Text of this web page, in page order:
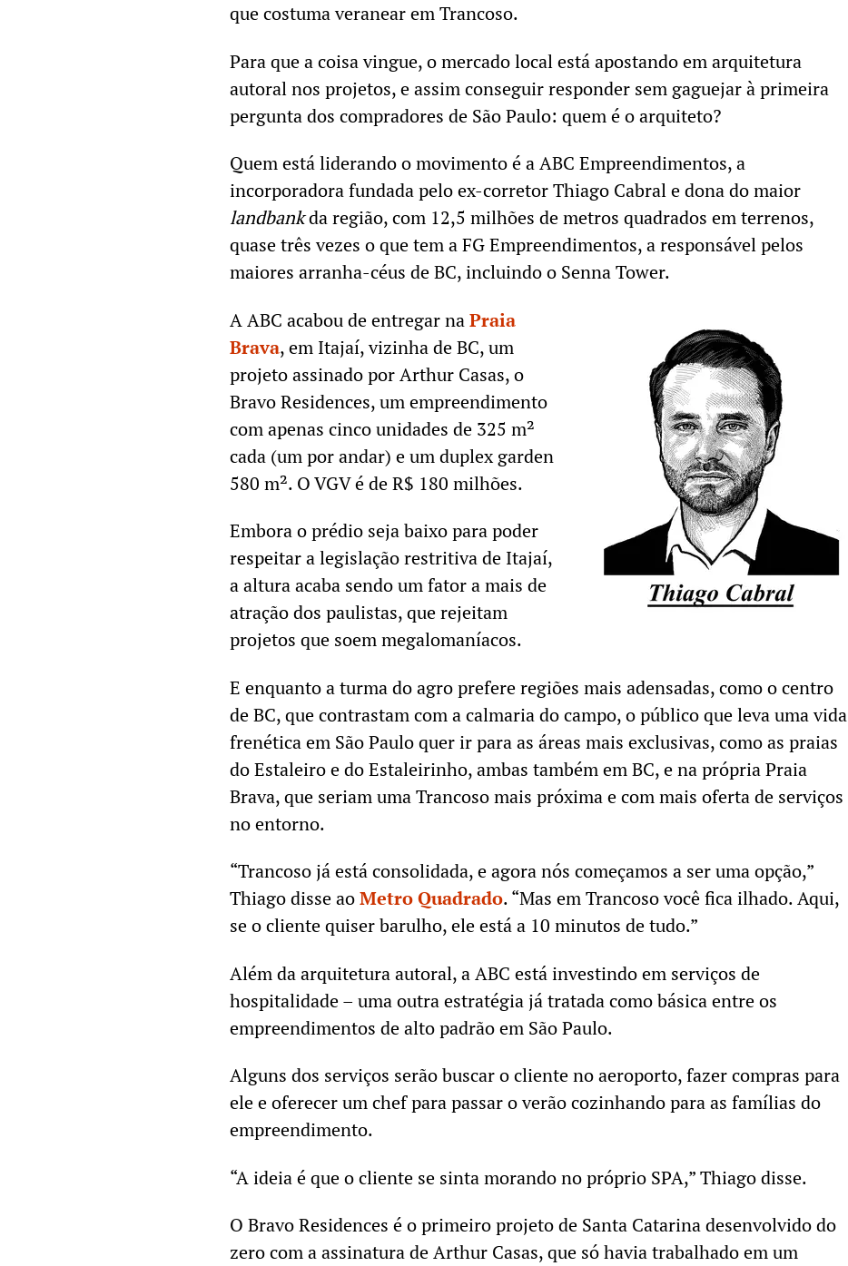
que costuma veranear em Trancoso.
Para que a coisa vingue, o mercado local está apostando em arquitetura
autoral nos projetos, e assim conseguir responder sem gaguejar à primeira
pergunta dos compradores de São Paulo: quem é o arquiteto?
Quem está liderando o movimento é a ABC Empreendimentos, a
incorporadora fundada pelo ex-corretor Thiago Cabral e dona do maior
landbankda região, com 12,5 milhões de metros quadrados em terrenos,
quase três vezes o que tem a FG Empreendimentos, a responsável pelos
maiores arranha-céus de BC, incluindo o Senna Tower.
A ABC acabou de entregar naPraia
Brava, em Itajaí, vizinha de BC, um
projeto assinado por Arthur Casas, o
Bravo Residences, um empreendimento
com apenas cinco unidades de 325 m²
cada (um por andar) e um duplex garden
580 m². O VGV é de R$ 180 milhões.
Embora o prédio seja baixo para poder
respeitar a legislação restritiva de Itajaí,
a altura acaba sendo um fator a mais de
atração dos paulistas, que rejeitam
projetos que soem megalomaníacos.
E enquanto a turma do agro prefere regiões mais adensadas, como o centro
de BC, que contrastam com a calmaria do campo, o público que leva uma vida
frenética em São Paulo quer ir para as áreas mais exclusivas, como as praias
do Estaleiro e do Estaleirinho, ambas também em BC, e na própria Praia
Brava, que seriam uma Trancoso mais próxima e com mais oferta de serviços
no entorno.
“Trancoso já está consolidada, e agora nós começamos a ser uma opção,”
Thiago disse aoMetro Quadrado. “Mas em Trancoso você fica ilhado. Aqui,
se o cliente quiser barulho, ele está a 10 minutos de tudo.”
Além da arquitetura autoral, a ABC está investindo em serviços de
hospitalidade – uma outra estratégia já tratada como básica entre os
empreendimentos de alto padrão em São Paulo.
Alguns dos serviços serão buscar o cliente no aeroporto, fazer compras para
ele e oferecer um chef para passar o verão cozinhando para as famílias do
empreendimento.
“A ideia é que o cliente se sinta morando no próprio SPA,” Thiago disse.
O Bravo Residences é o primeiro projeto de Santa Catarina desenvolvido do
zero com a assinatura de Arthur Casas, que só havia trabalhado em um